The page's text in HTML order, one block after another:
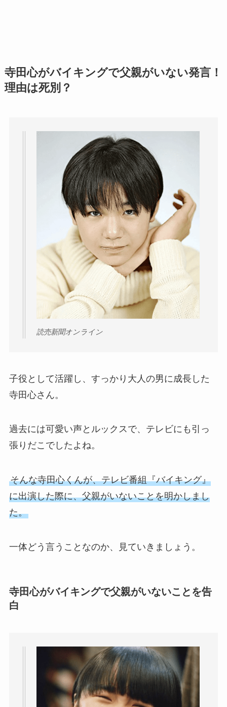
寺田心がバイキングで父親がいない発言！
理由は死別？
読売新聞オンライン
子役として活躍し、すっかり大人の男に成長した
寺田心さん。
過去には可愛い声とルックスで、テレビにも引っ
張りだこでしたよね。
そんな寺田心くんが、テレビ番組『バイキング』
に出演した際に、父親がいないことを明かしまし
た。
一体どう言うことなのか、見ていきましょう。
寺田心がバイキングで父親がいないことを告
白